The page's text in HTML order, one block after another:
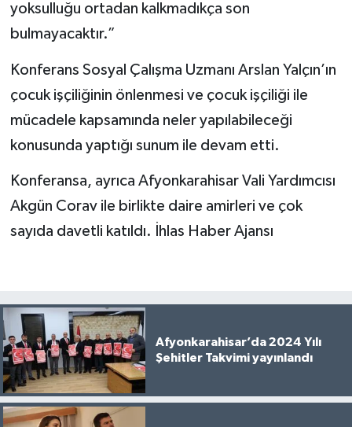
yoksulluğu ortadan kalkmadıkça son
bulmayacaktır.”
Konferans Sosyal Çalışma Uzmanı Arslan Yalçın’ın
çocuk işçiliğinin önlenmesi ve çocuk işçiliği ile
mücadele kapsamında neler yapılabileceği
konusunda yaptığı sunum ile devam etti.
Konferansa, ayrıca Afyonkarahisar Vali Yardımcısı
Akgün Corav ile birlikte daire amirleri ve çok
sayıda davetli katıldı. İhlas Haber Ajansı
Afyonkarahisar’da 2024 Yılı
Şehitler Takvimi yayınlandı